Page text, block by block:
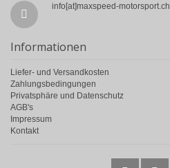
info[at]maxspeed-motorsport.ch
Informationen
Liefer- und Versandkosten
Zahlungsbedingungen
Privatsphäre und Datenschutz
AGB's
Impressum
Kontakt